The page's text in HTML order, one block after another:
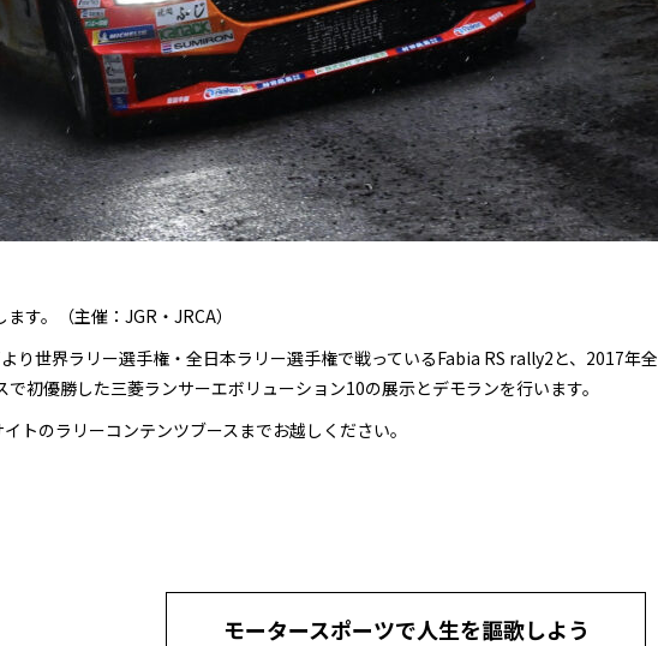
す。（主催：JGR・JRCA）
世界ラリー選手権・全日本ラリー選手権で戦っているFabia RS rally2と、2017年全
初優勝した三菱ランサーエボリューション10の展示とデモランを行います。
トのラリーコンテンツブースまでお越しください。
モータースポーツで人生を謳歌しよう